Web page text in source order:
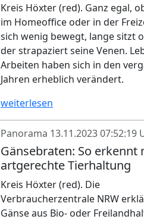
Kreis Höxter (red). Ganz egal,
im Homeoffice oder in der
sich wenig bewegt, lange sitzt
der strapaziert seine Venen.
Arbeiten haben sich in den
Jahren erheblich verändert.
weiterlesen
Panorama 13.11.2023 07:52:19
Gänsebraten: So erkennt
artgerechte Tierhaltung
Kreis Höxter (red). Die
Verbraucherzentrale NRW
Gänse aus Bio- oder